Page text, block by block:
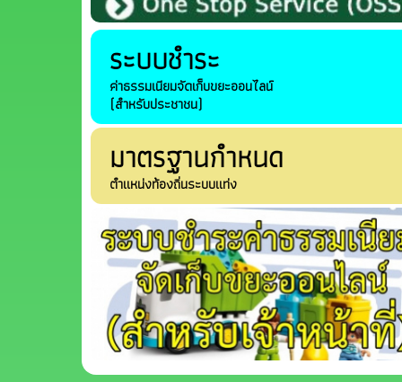
ระบบชำระ
ค่าธรรมเนียมจัดเก็บขยะออนไลน์
(สำหรับประชาชน)
มาตรฐานกำหนด
ตำแหน่งท้องถิ่นระบบแท่ง